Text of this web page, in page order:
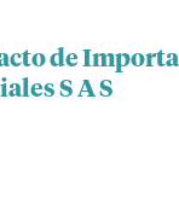
de
S A S